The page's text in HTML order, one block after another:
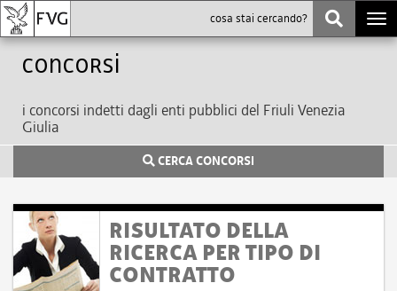
Concorsi
i concorsi indetti dagli enti pubblici del Friuli Venezia
Giulia
CERCA CONCORSI
RISULTATO DELLA
RICERCA PER TIPO DI
CONTRATTO